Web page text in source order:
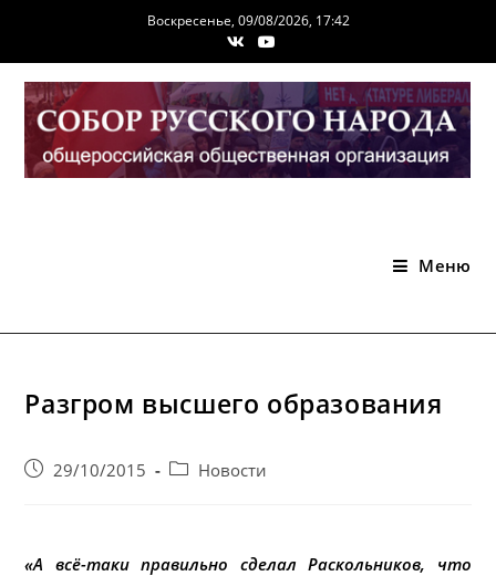
содержимому
Воскресенье, 09/08/2026, 17:42
Меню
Разгром высшего образования
Запись29/10/2015
PostНовости
«А всё-таки правильно сделал Раскольников, что